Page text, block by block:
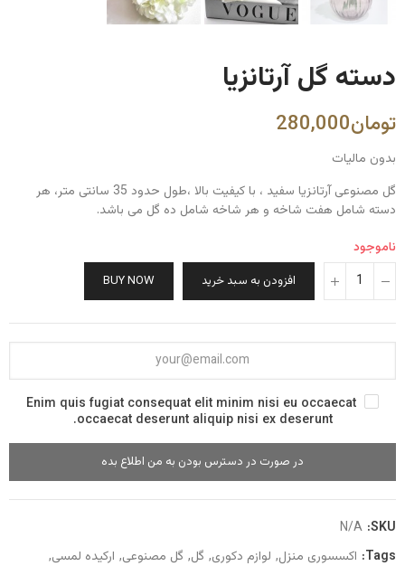
دسته گل آرتانزیا
بدون مالیات
گل مصنوعی آرتانزیا سفید ، با کیفیت بالا ،طول حدود 35 سانتی متر، هر
دسته شامل هفت شاخه و هر شاخه شامل ده گل می باشد.
ناموجود
افزودن به سبد خرید BUY NOW
Enim quis fugiat consequat elit minim nisi eu occaecat
occaecat deserunt aliquip nisi ex deserunt.
در صورت در دسترس بودن به من اطلاع بده
SKU:
N/A
Tags: اکسسوری منزل لوازم دکوری گل گل مصنوعی ارکیده لمسی